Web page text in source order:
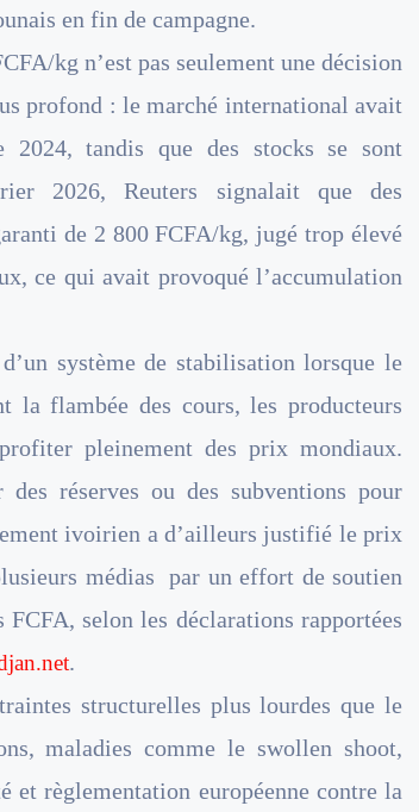
en fin de campagne.
kg n’est pas seulement une décision
profond : le marché international avait
2024, tandis que des stocks se sont
2026, Reuters signalait que des
de 2 800 FCFA/kg, jugé trop élevé
ce qui avait provoqué l’accumulation
système de stabilisation lorsque le
la flambée des cours, les producteurs
pleinement des prix mondiaux.
réserves ou des subventions pour
ivoirien a d’ailleurs justifié le prix
médias par un effort de soutien
selon les déclarations rapportées
.
structurelles plus lourdes que le
maladies comme le swollen shoot,
et règlementation européenne contre la